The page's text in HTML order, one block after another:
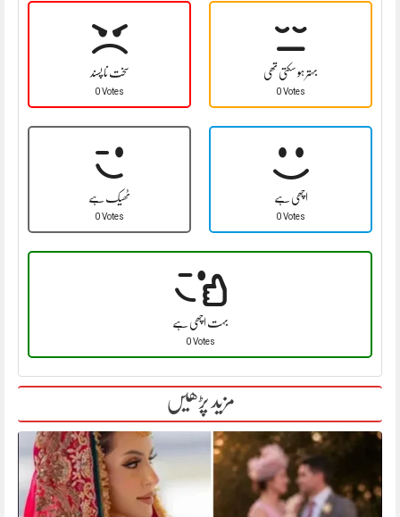
سخت نا پسند
0 Votes
بہتر ہو سکتی تھی
0 Votes
ٹھیک ہے
0 Votes
اچھی ہے
0 Votes
بہت اچھی ہے
0 Votes
مزید پڑھیں